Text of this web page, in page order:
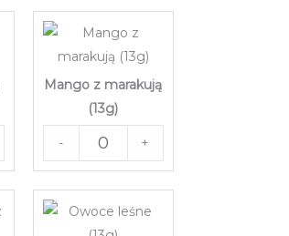
Mango z marakują
(13g)
- +